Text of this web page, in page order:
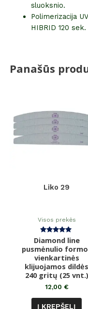
sluoksnio.
Polimerizacija
HIBRID 120 sek.
Panašūs
Liko 29
Visos prekės
Įvertinimas:
5.00
iš 5
Diamond line
pusmėnulio
vienkartinės
klijuojamos dildės
240 gritų (25 vnt.)
12,00 €
Į KREPŠELĮ